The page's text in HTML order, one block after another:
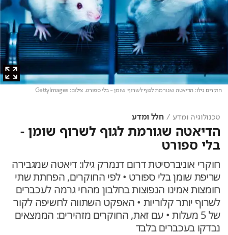
חוקרים גילו: הדיאטה שגורמת לגוף לשרוף שומן - בלי ספורט. צילום: GettyImages
טכנולוגיה ומדע חלל ומדע
הדיאטה שגורמת לגוף לשרוף שומן -
בלי ספורט
חוקרי אוניברסיטת דרום דנמרק גילו: דיאטה שמגבירה
שריפת שומן בלי ספורט • לפי החוקרים, הפחתת שתי
חומצות אמינו הנפוצות בחלבון מהחי גרמה לעכברים
לשרוף יותר קלוריות • האפקט השתווה לחשיפה לקור
של 5 מעלות • עם זאת, החוקרים מזהירים: הממצאים
נבדקו בעכברים בלבד